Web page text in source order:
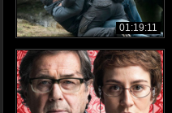
01:19:11